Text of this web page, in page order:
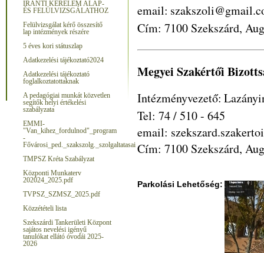
IRÁNTI KÉRELEM ALAP-
ÉS FELÜLVIZSGÁLATHOZ
Felülvizsgálat kérő összesítő
lap intézmények részére
5 éves kori státuszlap
Adatkezelési tájékoztató2024
Adatkezelési tájékoztató
foglalkoztatottaknak
A pedagógiai munkát közvetlen
segítők helyi értékelési
szabályzata
EMMI-
"Van_kihez_fordulnod"_program
-
Fővárosi_ped._szakszolg._szolgaltatasai
TMPSZ Kréta Szabályzat
Központi Munkaterv
202024_2025.pdf
TVPSZ_SZMSZ_2025.pdf
Közzétételi lista
Szekszárdi Tankerületi Központ
sajátos nevelési igényű
tanulókat ellátó óvodái 2025-
2026
email:
Cím: 7100 Szekszárd,
Megyei Szakértői
Intézményvezető:
Tel: 74 / 510 - 645
email:
Cím: 7100 Szekszárd,
Parkolási Lehetőség: